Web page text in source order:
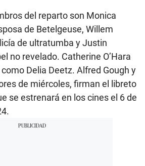
del reparto son Monica
de Betelgeuse, Willem
de ultratumba y Justin
no revelado. Catherine O’Hara
Delia Deetz. Alfred Gough y
de miércoles, firman el libreto
se estrenará en los cines el 6 de